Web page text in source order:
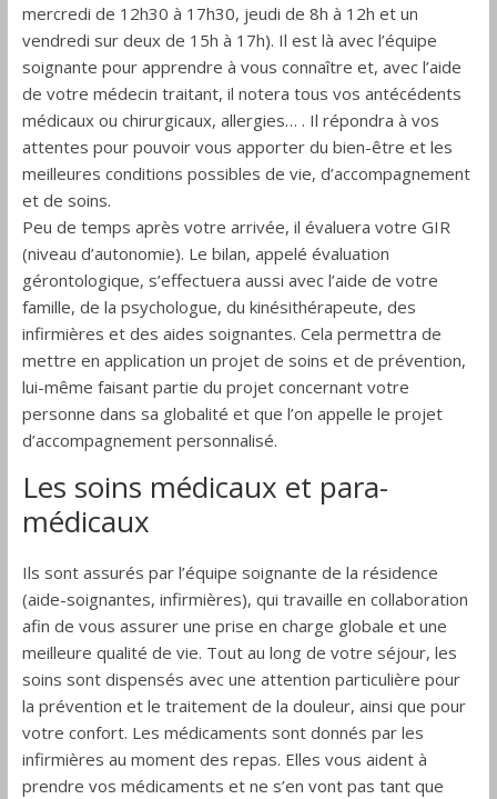
mercredi de 12h30 à 17h30, jeudi de 8h à 12h et un
vendredi sur deux de 15h à 17h). Il est là avec l’équipe
soignante pour apprendre à vous connaître et, avec l’aide
de votre médecin traitant, il notera tous vos antécédents
médicaux ou chirurgicaux, allergies… . Il répondra à vos
attentes pour pouvoir vous apporter du bien-être et les
meilleures conditions possibles de vie, d’accompagnement
et de soins.
Peu de temps après votre arrivée, il évaluera votre GIR
(niveau d’autonomie). Le bilan, appelé évaluation
gérontologique, s’effectuera aussi avec l’aide de votre
famille, de la psychologue, du kinésithérapeute, des
infirmières et des aides soignantes. Cela permettra de
mettre en application un projet de soins et de prévention,
lui-même faisant partie du projet concernant votre
personne dans sa globalité et que l’on appelle le projet
d’accompagnement personnalisé.
Les soins médicaux et para-
médicaux
Ils sont assurés par l’équipe soignante de la résidence
(aide-soignantes, infirmières), qui travaille en collaboration
afin de vous assurer une prise en charge globale et une
meilleure qualité de vie. Tout au long de votre séjour, les
soins sont dispensés avec une attention particulière pour
la prévention et le traitement de la douleur, ainsi que pour
votre confort. Les médicaments sont donnés par les
infirmières au moment des repas. Elles vous aident à
prendre vos médicaments et ne s’en vont pas tant que